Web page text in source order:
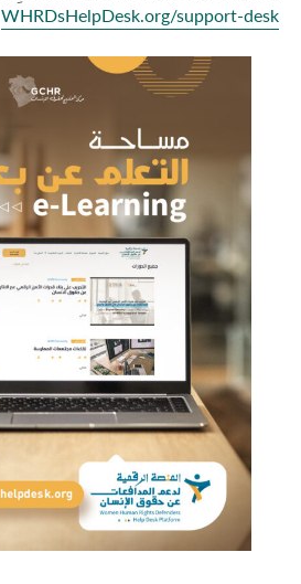
WHRDsHelpDesk.org/support-desk